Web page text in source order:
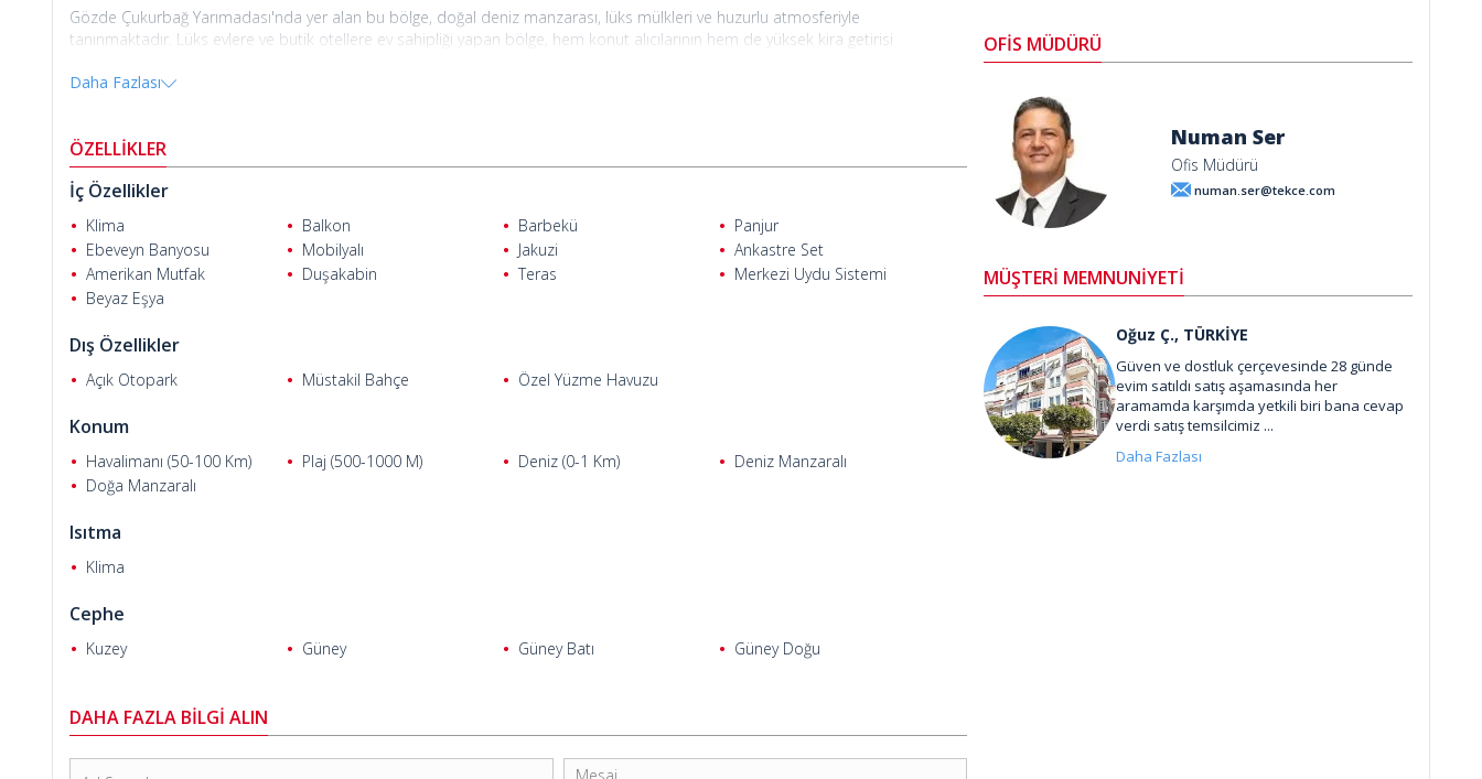
Gözde Çukurbağ Yarımadası'nda yer alan bu bölge, doğal deniz manzarası, lüks mülkleri ve huzurlu atmosferiyle
tanınmaktadır. Lüks evlere ve butik otellere ev sahipliği yapan bölge, hem konut alıcılarının hem de yüksek kira getirisi
Daha Fazlası
ÖZELLİKLER
İç Özellikler
Klima Balkon Barbekü
Panjur
Ebeveyn Banyosu
Mobilyalı Jakuzi
Ankastre Set
Amerikan Mutfak
Duşakabin Teras
Merkezi Uydu Sistemi
Beyaz Eşya
Dış Özellikler
Açık Otopark Müstakil Bahçe Özel Yüzme Havuzu
Konum
Havalimanı (50-100 Km) Plaj (500-1000 M) Deniz (0-1 Km)
Deniz Manzaralı
Doğa Manzaralı
Isıtma
Klima
Cephe
Kuzey Güney Güney Batı Güney Doğu
OFİS MÜDÜRÜ
Numan Ser
Ofis Müdürü
numan.ser@tekce.com
MÜŞTERİ MEMNUNİYETİ
Oğuz Ç., TÜRKİYE
Güven ve dostluk çerçevesinde 28 günde
evim satıldı satış aşamasında her
aramamda karşımda yetkili biri bana cevap
verdi satış temsilcimiz ...
Daha Fazlası
DAHA FAZLA BİLGİ ALIN